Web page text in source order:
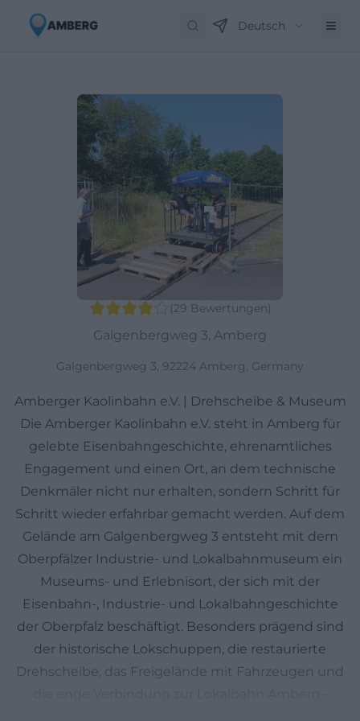
Deutsch
(29 Bewertungen)
Galgenbergweg 3, Amberg
Galgenbergweg 3, 92224 Amberg, Germany
Amberger Kaolinbahn e.V. | Drehscheibe & Museum
Die Amberger Kaolinbahn e.V. steht in Amberg für
gelebte Eisenbahngeschichte, ehrenamtliches
Engagement und einen Ort, an dem technische
Denkmäler nicht nur erhalten, sondern Schritt für
Schritt wieder erfahrbar gemacht werden. Auf dem
Gelände am Galgenbergweg 3 entsteht mit dem
Oberpfälzer Industrie- und Lokalbahnmuseum ein
Museums- und Erlebnisort, der sich mit der
Eisenbahn-, Industrie- und Lokalbahngeschichte
der Oberpfalz beschäftigt. Besonders prägend sind
der historische Lokschuppen, die restaurierte
Drehscheibe, das Freigelände mit Fahrzeugen und